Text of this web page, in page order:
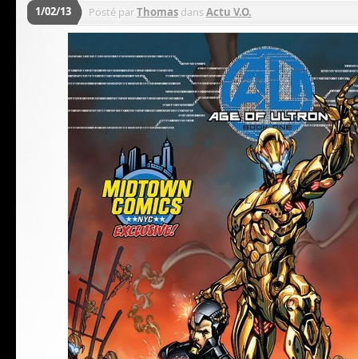
1/02/13 Posté parThomas dansActu V.O.